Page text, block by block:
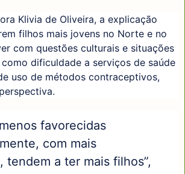
Klivia de Oliveira, a explicação
filhos mais jovens no Norte e no
com questões culturais e situações
dificuldade a serviços de saúde
uso de métodos contraceptivos,
favorecidas
com mais
tendem a ter mais filhos”,